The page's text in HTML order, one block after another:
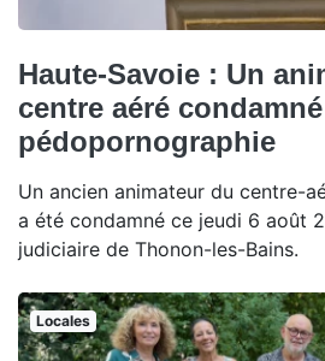
Haute-Savoie : Un
centre aéré
pédopornographie
Un ancien animateur du centre-
a été condamné ce jeudi 6 août
judiciaire de Thonon-les-Bains.
Locales